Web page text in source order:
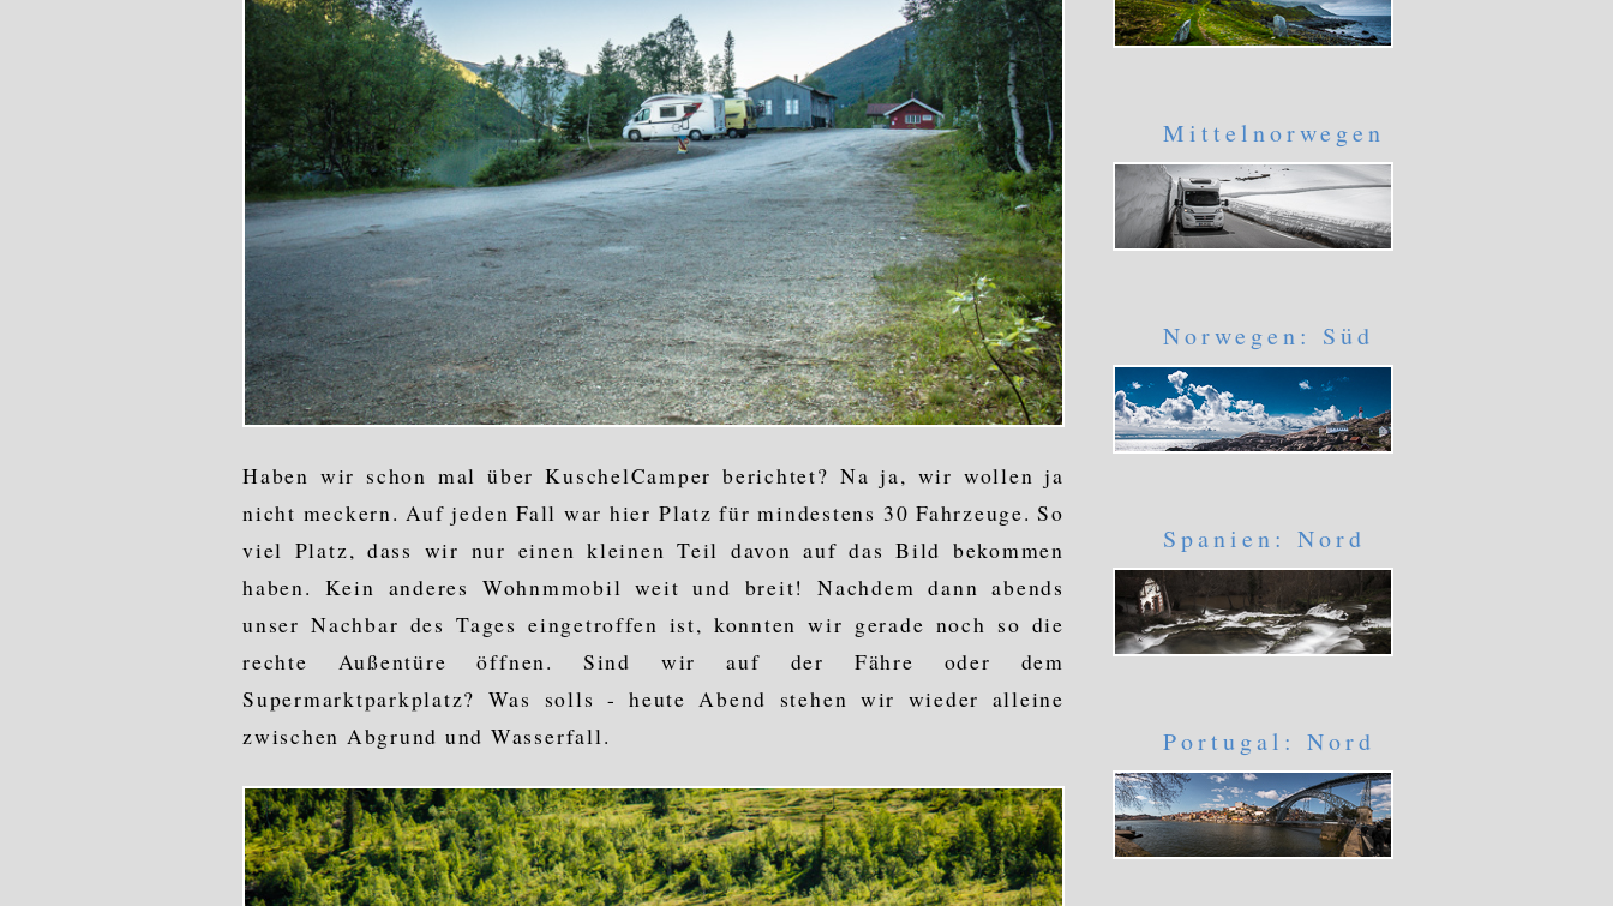
Haben wir schon mal über KuschelCamper berichtet? Na ja, wir wollen ja
nicht meckern. Auf jeden Fall war hier Platz für mindestens 30 Fahrzeuge. So
viel Platz, dass wir nur einen kleinen Teil davon auf das Bild bekommen
haben. Kein anderes Wohnmmobil weit und breit! Nachdem dann abends
unser Nachbar des Tages eingetroffen ist, konnten wir gerade noch so die
rechte Außentüre öffnen. Sind wir auf der Fähre oder dem
Supermarktparkplatz? Was solls - heute Abend stehen wir wieder alleine
zwischen Abgrund und Wasserfall.
Mittelnorwegen
Norwegen: Süd
Spanien: Nord
Portugal: Nord